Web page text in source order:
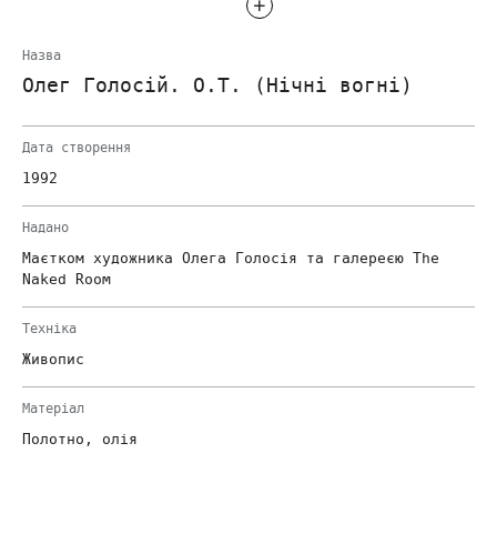
Назва
Олег Голосій. О.Т. (Нічні вогні)
Дата створення
1992
Надано
Маєтком художника Олега Голосія та галереєю The
Naked Room
Техніка
Живопис
Матеріал
Полотно, олія